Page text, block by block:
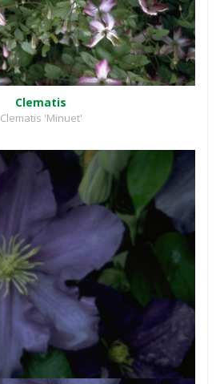
Clematis
Clematis 'Minuet'